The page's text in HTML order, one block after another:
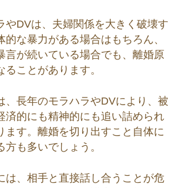
やDVは、夫婦関係を大きく破壊す
的な暴力がある場合はもちろん、
言が続いている場合でも、離婚原
ることがあります。
、長年のモラハラやDVにより、被
済的にも精神的にも追い詰められ
ます。離婚を切り出すこと自体に
も多いでしょう。
は、相手と直接話し合うことが危